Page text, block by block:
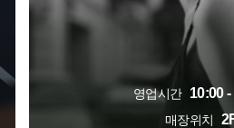
영업시간 10:00
매장위치